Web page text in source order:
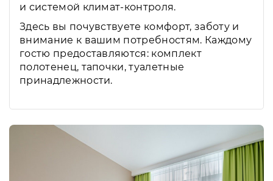
и системой климат-контроля.
Здесь вы почувствуете комфорт, заботу и
внимание к вашим потребностям. Каждому
гостю предоставляются: комплект
полотенец, тапочки, туалетные
принадлежности.